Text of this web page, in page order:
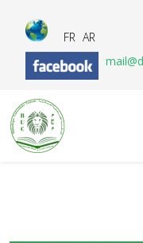
FR AR